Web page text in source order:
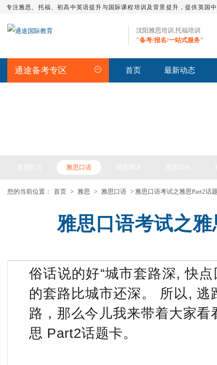
专注雅思、托福、初高中英语提升与国际课程培训及背景提升，提供英国
沈阳雅思培训,托福培训
"备考/报名/一站式服务"
通途备考专区 首页 最新动态
雅思口语
您的当前位置： 首页 > 雅思 > 雅思口语 > 雅思口语考试之雅思Part2话
雅思口语考试之
俗话说的好“城市套路深, 快
的套路比城市还深。 所以,
路，那么今儿我来带着大家看
思 Part2话题卡。
托福全程班【日本方向】 托福精品